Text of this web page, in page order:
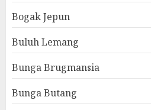
Bogak Jepun
Buluh Lemang
Bunga Brugmansia
Bunga Butang